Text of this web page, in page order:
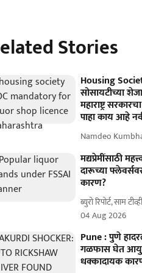
Stories
Housing
सोसायटीच्या
महाराष्ट्र
पाहा काय आहे
Namdeo
मद्यप्रेमींसाठी
दारूच्या
कारण?
ब्युरो रिपोर्ट, साम
04 Aug 2026
Pune : पुणे
गळफास घेत
धक्कादायक